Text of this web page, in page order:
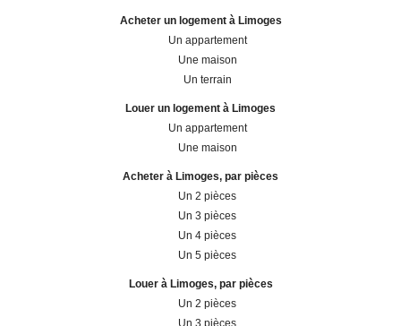
Acheter un logement à Limoges
Un appartement
Une maison
Un terrain
Louer un logement à Limoges
Un appartement
Une maison
Acheter à Limoges, par pièces
Un 2 pièces
Un 3 pièces
Un 4 pièces
Un 5 pièces
Louer à Limoges, par pièces
Un 2 pièces
Un 3 pièces